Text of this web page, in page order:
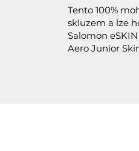
Tento 100%
skluzem a lze
Salomon
Aero Junior